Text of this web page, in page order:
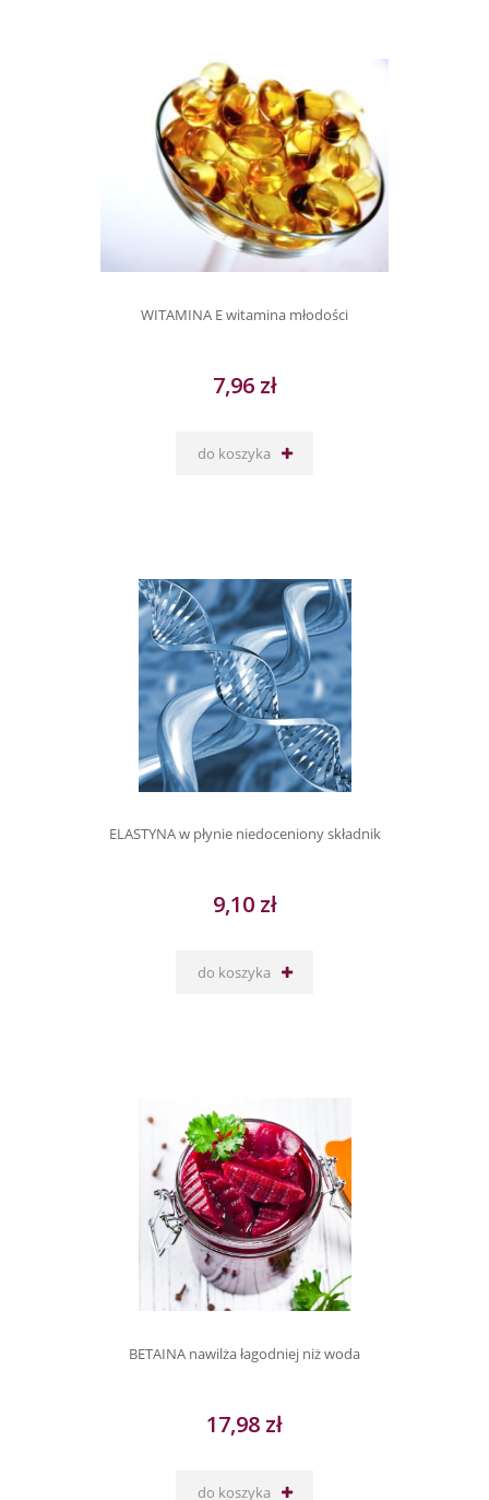
WITAMINA E witamina młodości
7,96 zł
do koszyka
ELASTYNA w płynie niedoceniony składnik
9,10 zł
do koszyka
BETAINA nawilża łagodniej niż woda
17,98 zł
do koszyka